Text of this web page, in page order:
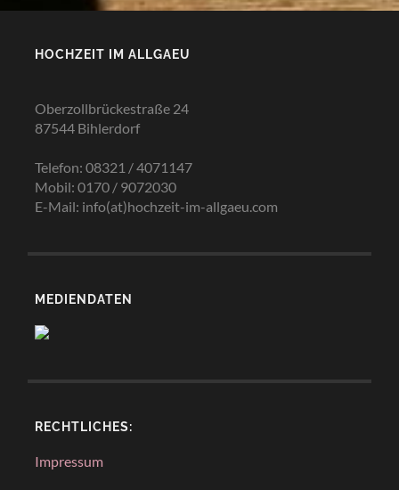
HOCHZEIT IM ALLGAEU
Oberzollbrückestraße 24
87544 Bihlerdorf
Telefon: 08321 / 4071147
Mobil: 0170 / 9072030
E-Mail: info(at)hochzeit-im-allgaeu.com
MEDIENDATEN
RECHTLICHES:
Impressum